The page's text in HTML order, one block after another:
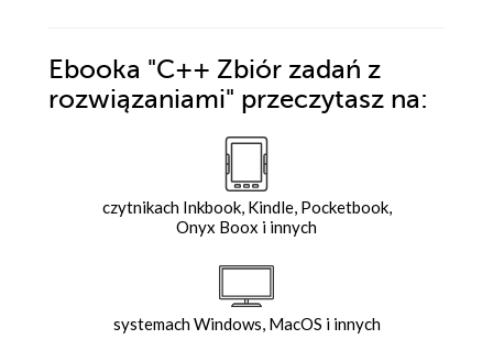
Ebooka "C++ Zbiór zadań z
rozwiązaniami" przeczytasz na:
czytnikach Inkbook, Kindle, Pocketbook,
Onyx Boox i innych
systemach Windows, MacOS i innych